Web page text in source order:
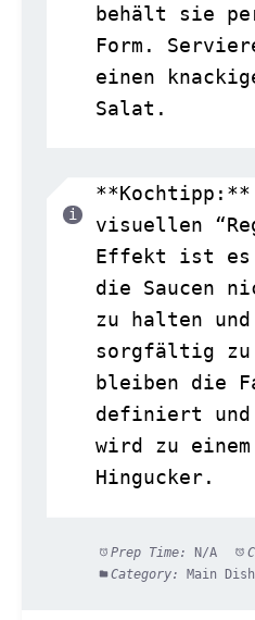
behält sie
Form.
einen
Salat.
**Kochtipp:**
visuellen
Effekt ist es
die Saucen
zu halten
sorgfältig zu
bleiben die
definiert und
wird zu
Hingucker.
Prep Time: N/A
Category:
Main